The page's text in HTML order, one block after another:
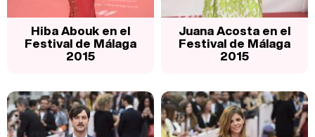
Hiba Abouk en el
Festival de Málaga
2015
Juana Acosta en el
Festival de Málaga
2015